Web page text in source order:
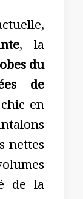
, la
du
de
en
nettes
de la